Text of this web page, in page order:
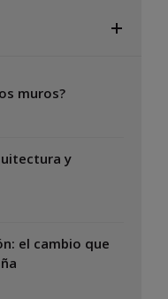
muros?
y
el cambio que